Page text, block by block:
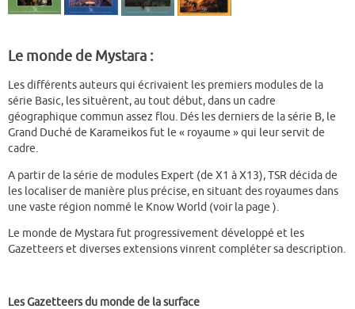
Le monde de Mystara :
Les différents auteurs qui écrivaient les premiers modules de la
série Basic, les situèrent, au tout début, dans un cadre
géographique commun assez flou. Dés les derniers de la série B, le
Grand Duché de Karameikos fut le « royaume » qui leur servit de
cadre.
A partir de la série de modules Expert (de X1 à X13), TSR décida de
les localiser de manière plus précise, en situant des royaumes dans
une vaste région nommé le Know World (voir la page ).
Le monde de Mystara fut progressivement développé et les
Gazetteers et diverses extensions vinrent compléter sa description.
Les Gazetteers du monde de la surface